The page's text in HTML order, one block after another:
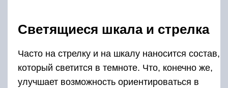
Светящиеся шкала и стрелка
Часто на стрелку и на шкалу наносится состав,
который светится в темноте. Что, конечно же,
улучшает возможность ориентироваться в